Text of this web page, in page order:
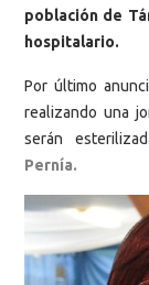
población de
hospitalario.
Por último
realizando una
serán
Pernía.